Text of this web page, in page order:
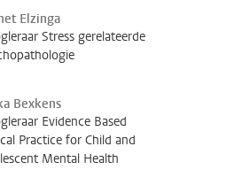
Elzinga
Stress gerelateerde
Bexkens
Evidence Based
Practice for Child and
Mental Health